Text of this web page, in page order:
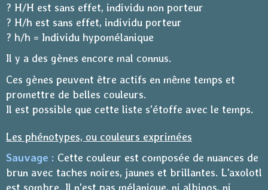
? H/H est sans effet, individu non porteur
? H/h est sans effet, individu porteur
? h/h = Individu hypomélanique
Il y a des gènes encore mal connus.
Ces gènes peuvent être actifs en même temps et
promettre de belles couleurs.
Il est possible que cette liste s'étoffe avec le temps.
Les phénotypes, ou couleurs exprimées
Sauvage : Cette couleur est composée de nuances de
brun avec taches noires, jaunes et brillantes. L'axolotl